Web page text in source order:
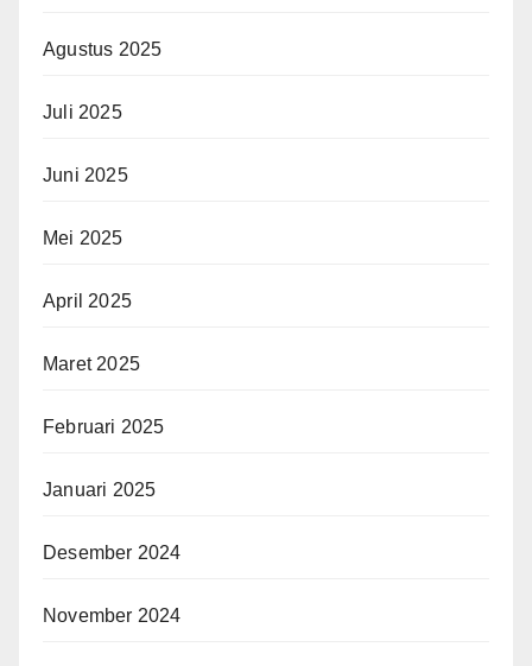
Agustus 2025
Juli 2025
Juni 2025
Mei 2025
April 2025
Maret 2025
Februari 2025
Januari 2025
Desember 2024
November 2024